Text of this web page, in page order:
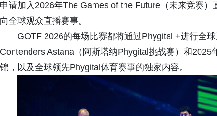
申请加入2026年The Games of the Future（未来竞赛
向全球观众直播赛事。
GOTF 2026的每场比赛都将通过Phygital +进行全
Contenders Astana（阿斯塔纳Phygital挑战赛）和
锦，以及全球领先Phygital体育赛事的独家内容。